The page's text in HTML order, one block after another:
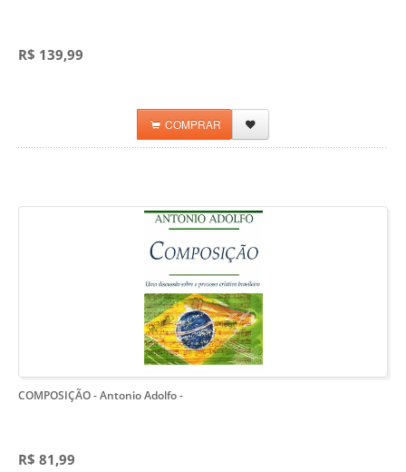
R$ 139,99
COMPRAR
COMPOSIÇÃO - Antonio Adolfo-
R$ 81,99